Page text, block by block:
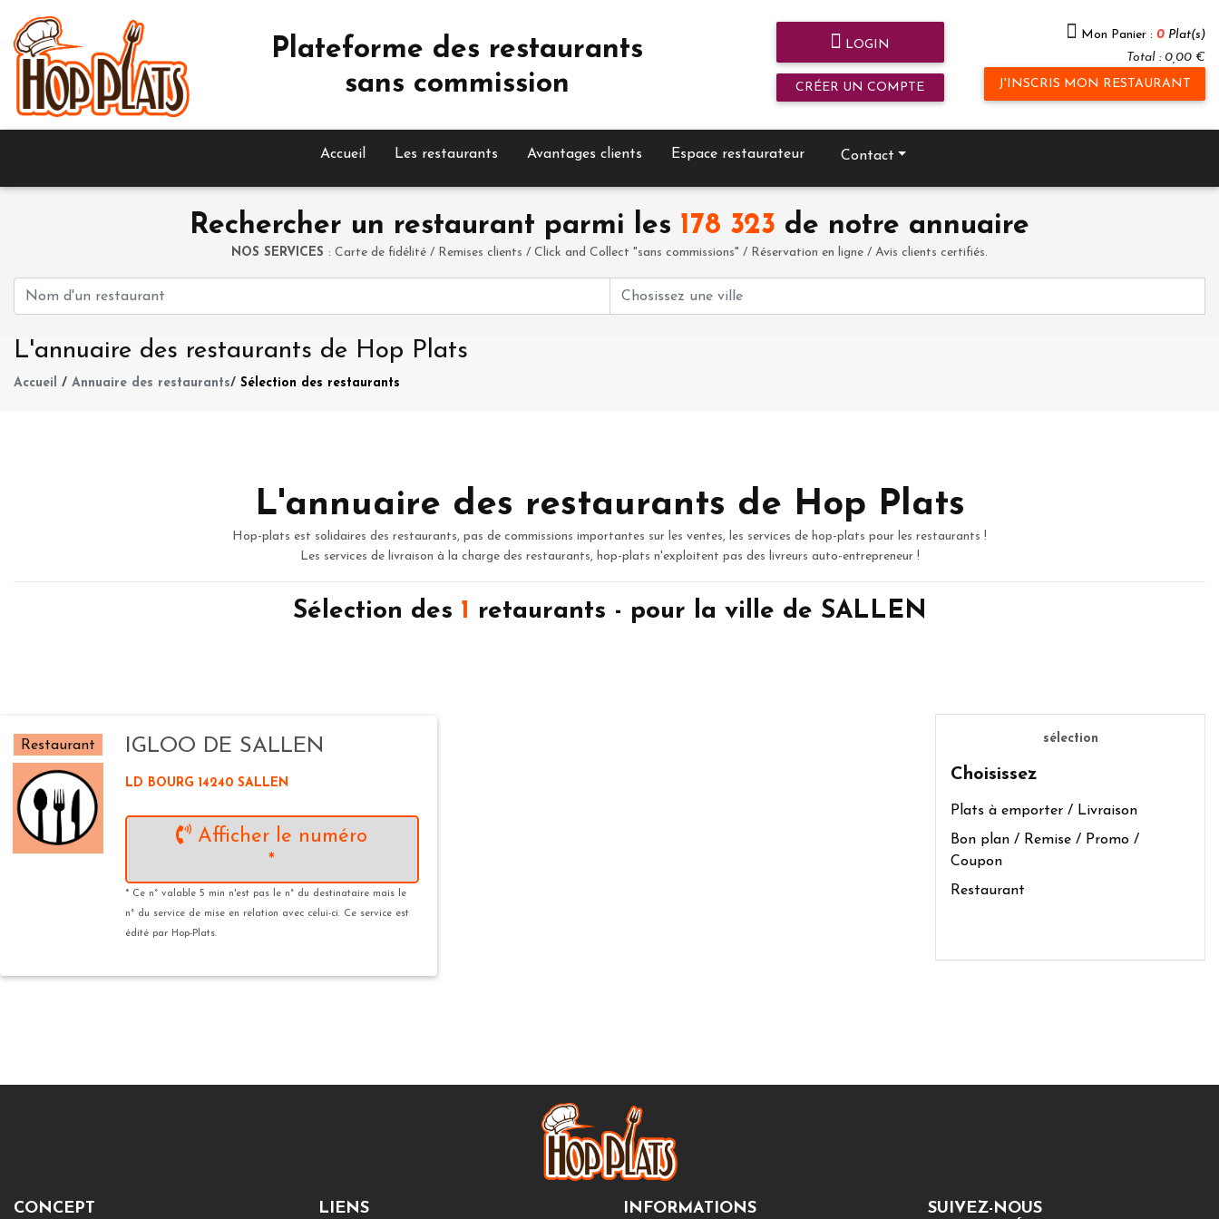
Plateforme des restaurants
sans commission
LOGIN
CRÉER UN COMPTE
Mon Panier : 0 Plat(s)
Total : 0,00 €
J'INSCRIS MON RESTAURANT
Accueil Les restaurants Avantages clients Espace restaurateur Contact
Rechercher un restaurant parmi les 178 323 de notre annuaire
NOS SERVICES : Carte de fidélité / Remises clients / Click and Collect "sans commissions" / Réservation en ligne / Avis clients certifiés.
L'annuaire des restaurants de Hop Plats
Accueil / Annuaire des restaurants/ Sélection des restaurants
L'annuaire des restaurants de Hop Plats
Hop-plats est solidaires des restaurants, pas de commissions importantes sur les ventes, les services de hop-plats pour les restaurants !
Les services de livraison à la charge des restaurants, hop-plats n'exploitent pas des livreurs auto-entrepreneur !
Sélection des 1 retaurants - pour la ville de SALLEN
Restaurant IGLOO DE SALLEN
LD BOURG 14240 SALLEN
Afficher le numéro
*
* Ce n° valable 5 min n'est pas le n° du destinataire mais le
n° du service de mise en relation avec celui-ci. Ce service est
édité par Hop-Plats.
sélection
Choisissez
Plats à emporter / Livraison
Bon plan / Remise / Promo /
Coupon
Restaurant
CONCEPT LIENS INFORMATIONS SUIVEZ-NOUS